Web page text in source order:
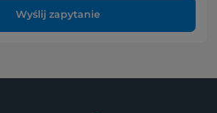
Wyślij zapytanie